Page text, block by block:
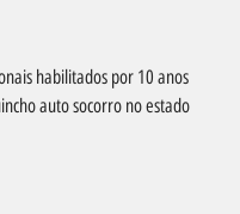
habilitados por 10 anos
auto socorro no estado